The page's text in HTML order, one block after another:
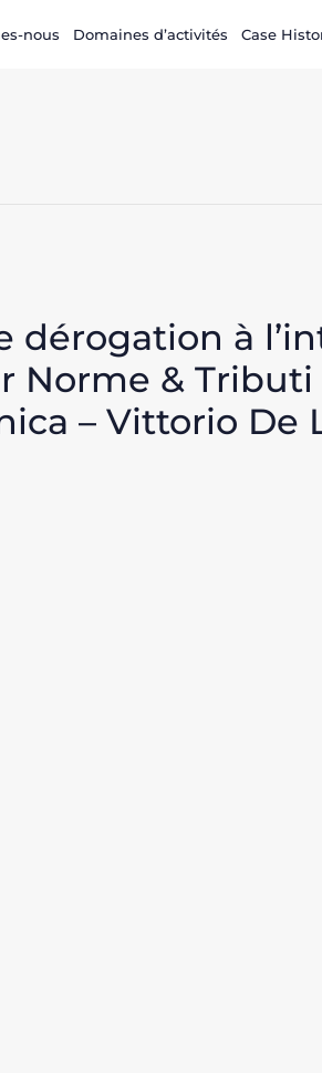
nous Domaines d’activités Case
dérogation à
& Tributi
– Vittorio De